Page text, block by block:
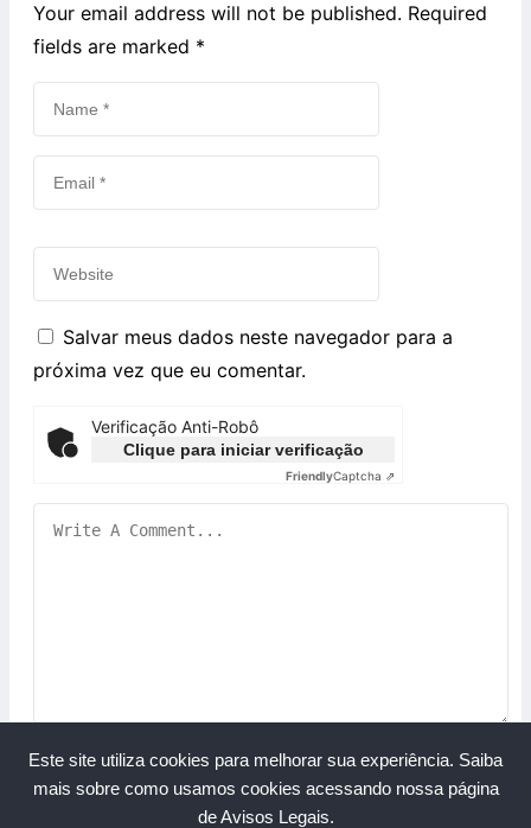
Este site utiliza cookies para melhorar sua experiência. Saiba
mais sobre como usamos cookies acessando nossa página
de Avisos Legais.
Your email address will not be published. Required
fields are marked *
Salvar meus dados neste navegador para a
próxima vez que eu comentar.
Verificação Anti-Robô
Clique para iniciar verificação
FriendlyCaptcha ⇗